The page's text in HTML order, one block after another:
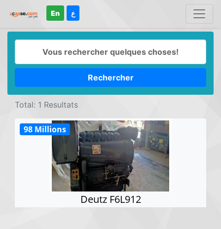
En ع
Rechercher
Total: 1 Resultats
Deutz F6L912
98 Millions